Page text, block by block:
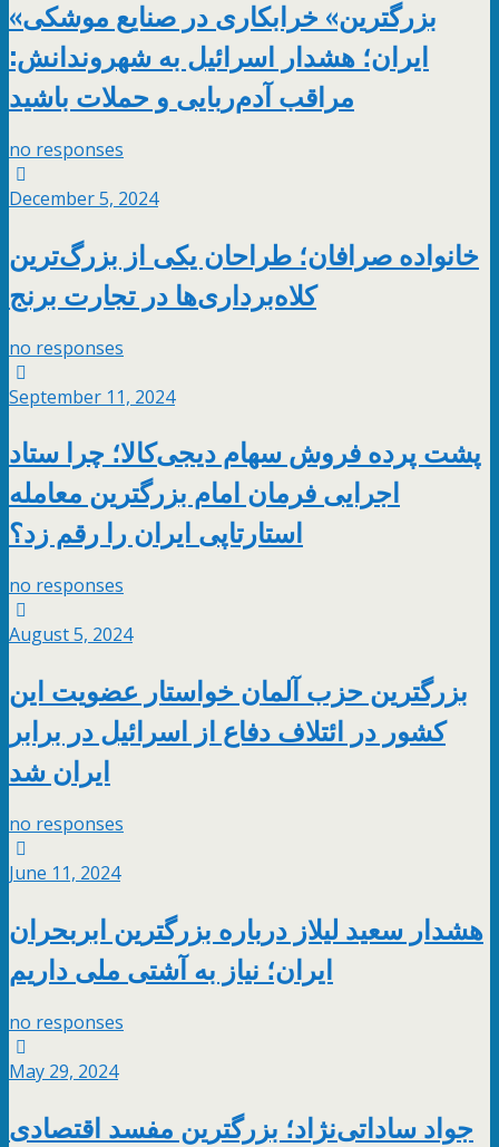
«بزرگترین» خرابکاری در صنایع موشکی
ایران؛ هشدار اسرائیل به شهروندانش:
مراقب آدم‌ربایی و حملات باشید
no responses
December 5, 2024
خانواده صرافان؛ طراحان یکی از بزرگ‌ترین
کلاه‌برداری‌ها در تجارت برنج
no responses
September 11, 2024
پشت پرده فروش سهام دیجی‌کالا؛ چرا ستاد
اجرایی فرمان امام بزرگترین معامله
استارتاپی ایران را رقم زد؟
no responses
August 5, 2024
بزرگترین حزب آلمان خواستار عضویت این
کشور در ائتلاف دفاع از اسرائیل در برابر
ایران شد
no responses
June 11, 2024
هشدار سعید لیلاز درباره بزرگترین ابربحران
ایران؛ نیاز به آشتی ملی داریم
no responses
May 29, 2024
جواد ساداتی‌نژاد؛ بزرگترین مفسد اقتصادی